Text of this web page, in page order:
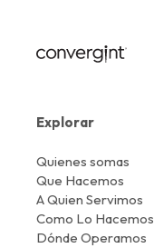
Explorar
Quienes somas
Que Hacemos
A Quien Servimos
Como Lo Hacemos
Dónde Operamos